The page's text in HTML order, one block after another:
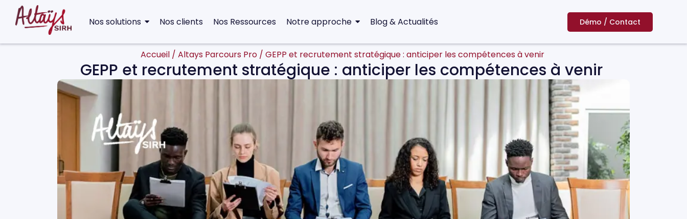
Nos solutions Nos clients Nos Ressources Notre approche Blog & Actualités Démo / Contact
Accueil / Altays Parcours Pro / GEPP et recrutement stratégique : anticiper les compétences à venir
GEPP et recrutement stratégique : anticiper les compétences à venir